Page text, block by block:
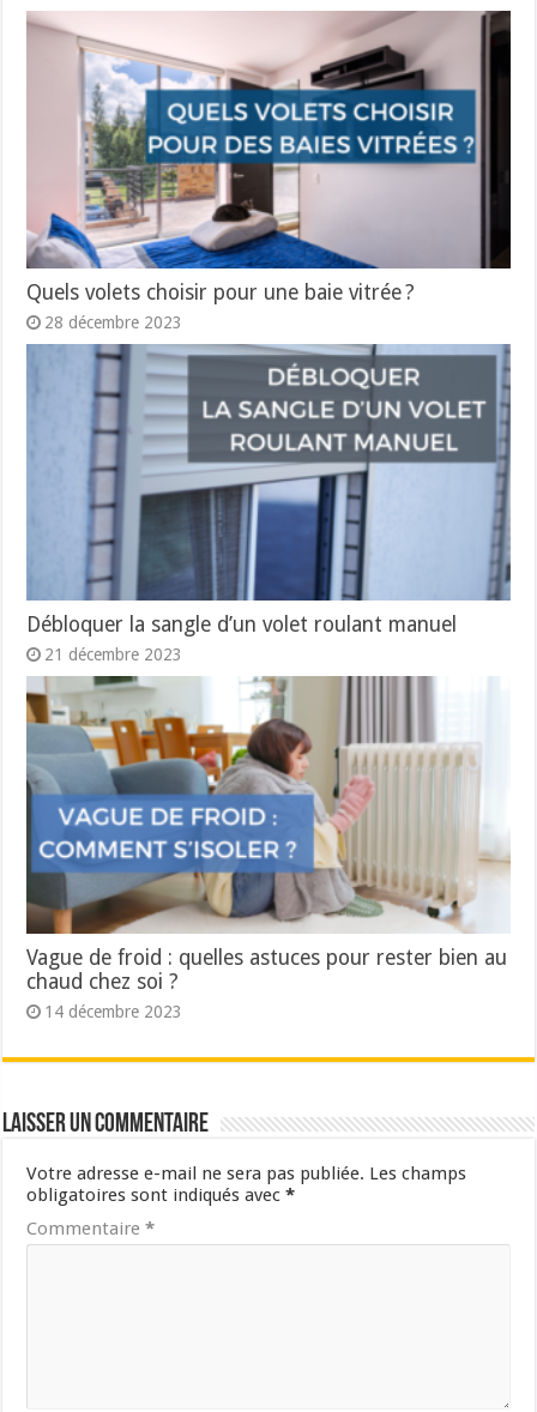
Quels volets choisir pour une baie vitrée ?
28 décembre 2023
Débloquer la sangle d’un volet roulant manuel
21 décembre 2023
Vague de froid : quelles astuces pour rester bien au
chaud chez soi ?
14 décembre 2023
Laisser un commentaire
Votre adresse e-mail ne sera pas publiée. Les champs
obligatoires sont indiqués avec*
Commentaire*